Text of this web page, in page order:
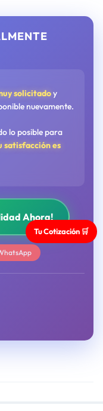
solicitadoy
nuevamente.
lo posible para
satisfacción es
Ahora!
Tu Cotización 🛒